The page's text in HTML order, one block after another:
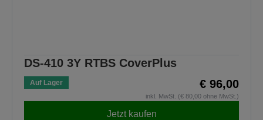
DS-410 3Y RTBS CoverPlus
Auf Lager € 96,00
inkl. MwSt. (€ 80,00 ohne MwSt.)
Jetzt kaufen